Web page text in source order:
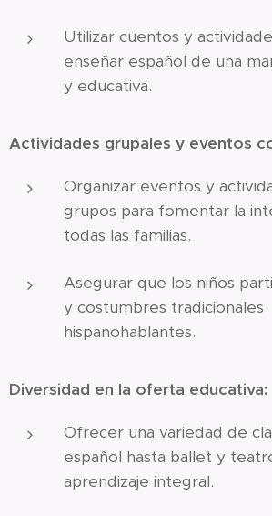
Utilizar cuentos y
enseñar español de una
y educativa.
Actividades grupales y eventos
Organizar eventos y
grupos para fomentar la
todas las familias.
Asegurar que los niños
y costumbres tradicionales
hispanohablantes.
Diversidad en la oferta educativa:
Ofrecer una variedad de
español hasta ballet y
aprendizaje integral.